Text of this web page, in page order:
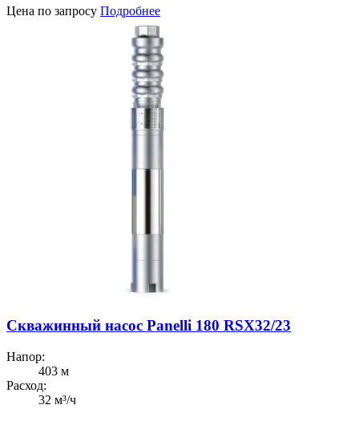
Цена по запросу Подробнее
Скважинный насос Panelli 180 RSX32/23
Напор:
403 м
Расход:
32 м³/ч